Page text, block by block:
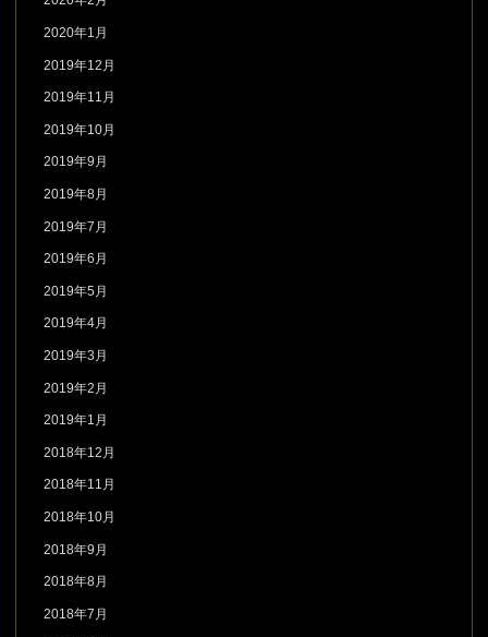
2020年1月
2019年12月
2019年11月
2019年10月
2019年9月
2019年8月
2019年7月
2019年6月
2019年5月
2019年4月
2019年3月
2019年2月
2019年1月
2018年12月
2018年11月
2018年10月
2018年9月
2018年8月
2018年7月